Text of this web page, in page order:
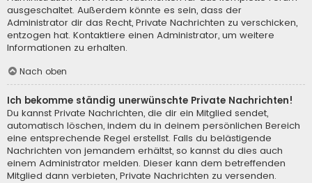
ausgeschaltet. Außerdem könnte es sein, dass der
Administrator dir das Recht, Private Nachrichten zu verschicken,
entzogen hat. Kontaktiere einen Administrator, um weitere
Informationen zu erhalten.
Nach oben
Ich bekomme ständig unerwünschte Private Nachrichten!
Du kannst Private Nachrichten, die dir ein Mitglied sendet,
automatisch löschen, indem du in deinem persönlichen Bereich
eine entsprechende Regel erstellst. Falls du belästigende
Nachrichten von jemandem erhältst, so kannst du dies auch
einem Administrator melden. Dieser kann dem betreffenden
Mitglied dann verbieten, Private Nachrichten zu versenden.